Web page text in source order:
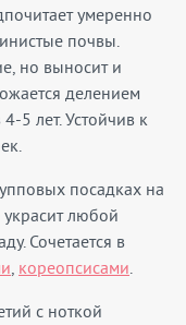
умеренно
почвы.
но выносит и
делением
5 лет. Устойчив к
посадках на
любой
Сочетается в
, кореопсисами.
с ноткой